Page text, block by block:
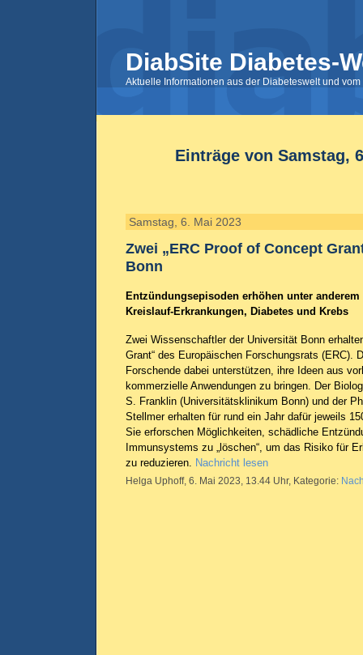
DiabSite Diabetes-
Aktuelle Informationen aus der Diabeteswelt und
Einträge von Samstag,
Samstag, 6. Mai 2023
Zwei „ERC Proof of Concept
Bonn
Entzündungsepisoden erhöhen unter
Kreislauf-Erkrankungen, Diabetes und Krebs
Zwei Wissenschaftler der Universität Bonn
Grant“ des Europäischen Forschungsrats (ERC).
Forschende dabei unterstützen, ihre Ideen aus
kommerzielle Anwendungen zu bringen. Der
S. Franklin (Universitätsklinikum Bonn) und der
Stellmer erhalten für rund ein Jahr dafür jeweils
Sie erforschen Möglichkeiten, schädliche
Immunsystems zu „löschen“, um das Risiko für
zu reduzieren.
Nachricht lesen
Helga Uphoff, 6. Mai 2023, 13.44 Uhr, Kategorie: